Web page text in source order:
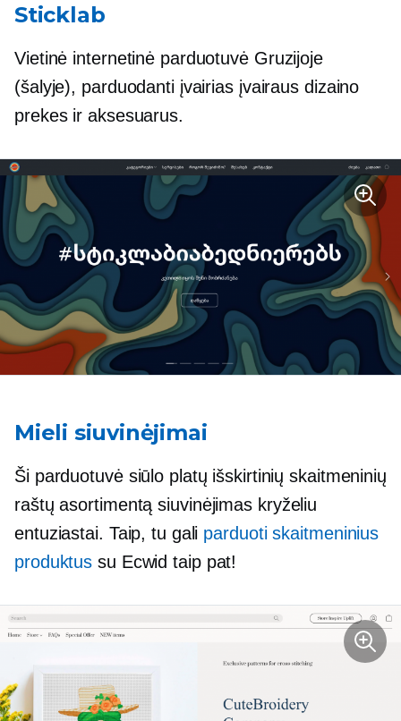
Sticklab
Vietinė internetinė parduotuvė Gruzijoje
(šalyje), parduodanti įvairias įvairaus dizaino
prekes ir aksesuarus.
Mieli siuvinėjimai
Ši parduotuvė siūlo platų išskirtinių skaitmeninių
raštų asortimentąsiuvinėjimas kryželiu
entuziastai. Taip, tu gali parduoti skaitmeninius
produktus su Ecwid taip pat!